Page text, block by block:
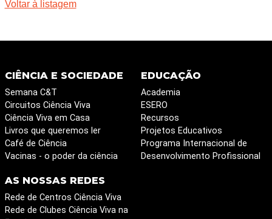
Voltar à listagem
CIÊNCIA E SOCIEDADE
Semana C&T
Circuitos Ciência Viva
Ciência Viva em Casa
Livros que queremos ler
Café de Ciência
Vacinas - o poder da ciência
EDUCAÇÃO
Academia
ESERO
Recursos
Projetos Educativos
Programa Internacional de
Desenvolvimento Profissional
AS NOSSAS REDES
Rede de Centros Ciência Viva
Rede de Clubes Ciência Viva na